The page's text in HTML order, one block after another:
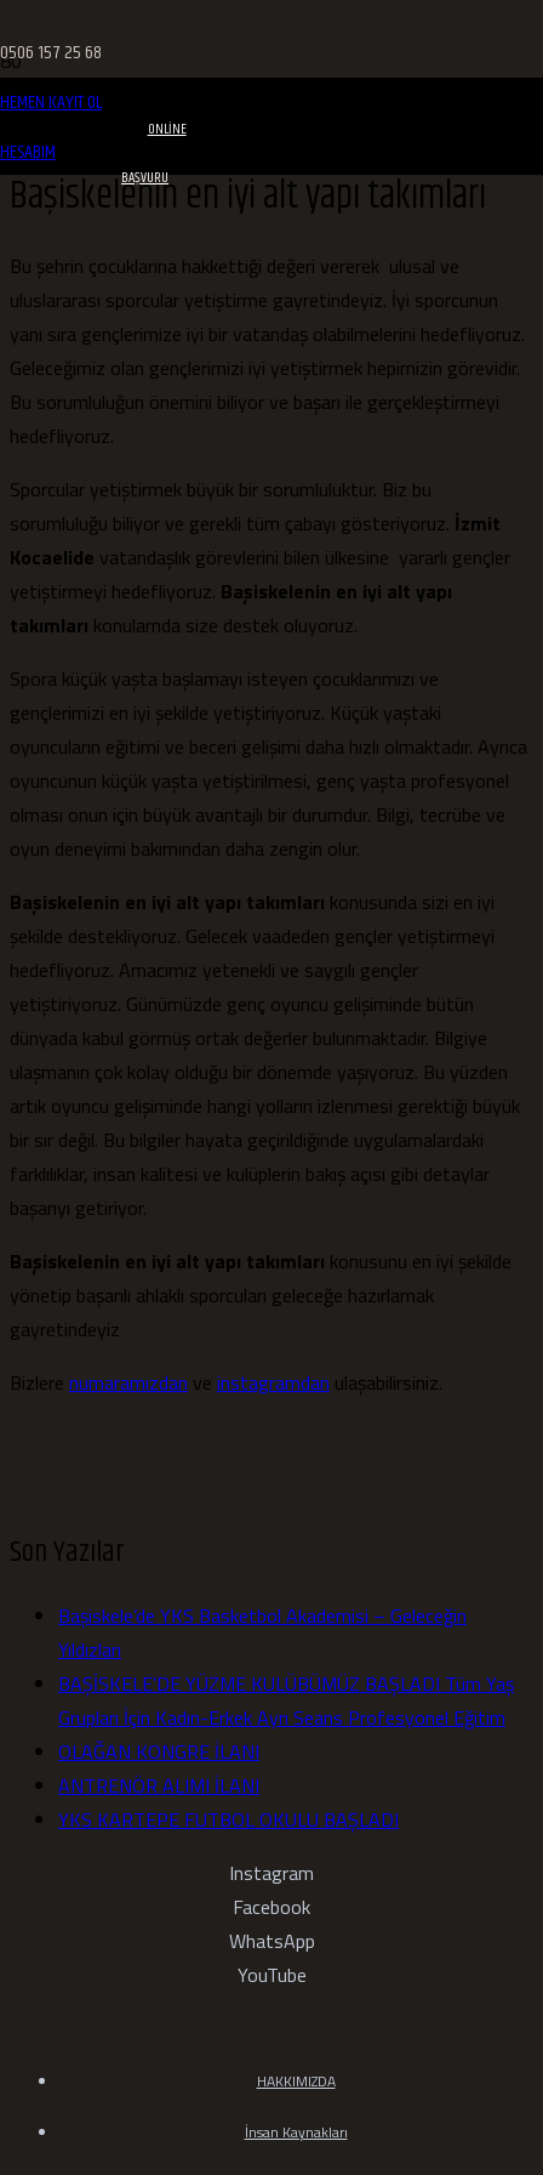
0506 157 25 68
HEMEN KAYIT OL
HESABIM
ONLINE
BAŞVURU
Başiskelenin en iyi alt yapı takımları
Bu şehrin çocuklarına hakkettiği değeri vererek ulusal ve
uluslararası sporcular yetiştirme gayretindeyiz. İyi sporcunun
yanı sıra gençlerimize iyi bir vatandaş olabilmelerini hedefliyoruz.
Geleceğimiz olan gençlerimizi iyi yetiştirmek hepimizin görevidir.
Bu sorumluluğun önemini biliyor ve başarı ile gerçekleştirmeyi
hedefliyoruz.
Sporcular yetiştirmek büyük bir sorumluluktur. Biz bu
sorumluluğu biliyor ve gerekli tüm çabayı gösteriyoruz. İzmit
Kocaelide vatandaşlık görevlerini bilen ülkesine yararlı gençler
yetiştirmeyi hedefliyoruz. Başiskelenin en iyi alt yapı
takımları konularnda size destek oluyoruz.
Spora küçük yaşta başlamayı isteyen çocuklarımızı ve
gençlerimizi en iyi şekilde yetiştiriyoruz. Küçük yaştaki
oyuncuların eğitimi ve beceri gelişimi daha hızlı olmaktadır. Ayrıca
oyuncunun küçük yaşta yetiştirilmesi, genç yaşta profesyonel
olması onun için büyük avantajlı bir durumdur. Bilgi, tecrübe ve
oyun deneyimi bakımından daha zengin olur.
Başiskelenin en iyi alt yapı takımları konusunda sizi en iyi
şekilde destekliyoruz. Gelecek vaadeden gençler yetiştirmeyi
hedefliyoruz. Amacımız yetenekli ve saygılı gençler
yetiştiriyoruz. Günümüzde genç oyuncu gelişiminde bütün
dünyada kabul görmüş ortak değerler bulunmaktadır. Bilgiye
ulaşmanın çok kolay olduğu bir dönemde yaşıyoruz. Bu yüzden
artık oyuncu gelişiminde hangi yolların izlenmesi gerektiği büyük
bir sır değil. Bu bilgiler hayata geçirildiğinde uygulamalardaki
farklılıklar, insan kalitesi ve kulüplerin bakış açısı gibi detaylar
başarıyı getiriyor.
Başiskelenin en iyi alt yapı takımları konusunu en iyi şekilde
yönetip başarılı ahlaklı sporcuları geleceğe hazırlamak
gayretindeyiz
Bizlere numaramızdan ve instagramdan ulaşabilirsiniz.
Son Yazılar
Başiskele’de YKS Basketbol Akademisi – Geleceğin
Yıldızları
BAŞİSKELE’DE YÜZME KULÜBÜMÜZ BAŞLADI Tüm Yaş
Grupları İçin Kadın-Erkek Ayrı Seans Profesyonel Eğitim
OLAĞAN KONGRE İLANI
ANTRENÖR ALIMI İLANI
YKS KARTEPE FUTBOL OKULU BAŞLADI
Instagram
Facebook
WhatsApp
YouTube
HAKKIMIZDA
İnsan Kaynakları